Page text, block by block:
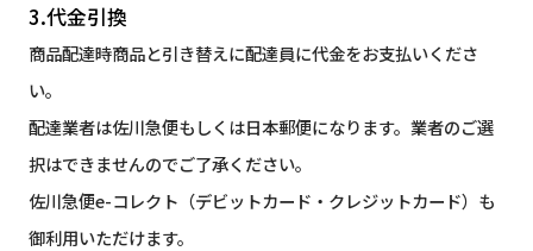
3.代金引換
商品配達時商品と引き替えに配達員に代金をお支払いくださ
い。
配達業者は佐川急便もしくは日本郵便になります。業者のご選
択はできませんのでご了承ください。
佐川急便e-コレクト（デビットカード・クレジットカード）も
御利用いただけます。